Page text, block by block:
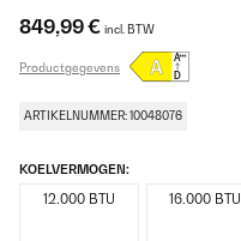
849,99 € incl. BTW
Productgegevens
ARTIKELNUMMER: 10048076
KOELVERMOGEN:
12.000 BTU 16.000 BTU